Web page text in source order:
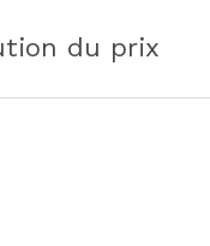
du prix